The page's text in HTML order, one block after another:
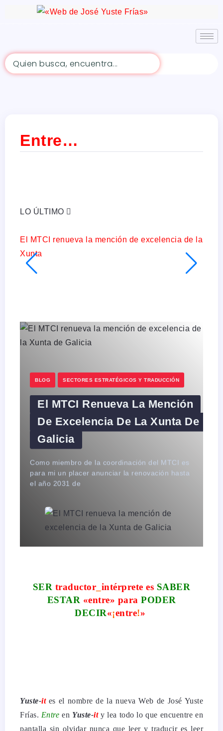
Entre…
LO ÚLTIMO
El MTCI renueva la mención de excelencia de la
Xunta
BLOG SECTORES ESTRATÉGICOS Y TRADUCCIÓN
El MTCI Renueva La Mención
De Excelencia De La Xunta De
Galicia
Como miembro de la coordinación del MTCI es
para mi un placer anunciar la renovación hasta
el año 2031 de
SER traductor intérprete es SABER
ESTAR «entre» para PODER
DECIR«¡entre!»
Yuste-ites el nombre de la nueva Web de José Yuste
Frías. Entre en Yuste-ity lea todo lo que encuentre en
pantalla sin olvidar nunca que leer y traducir es leer